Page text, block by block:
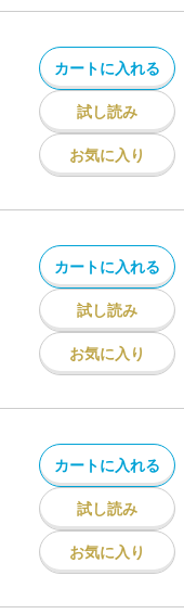
カートに入れる
試し読み
お気に入り
カートに入れる
試し読み
お気に入り
カートに入れる
試し読み
お気に入り